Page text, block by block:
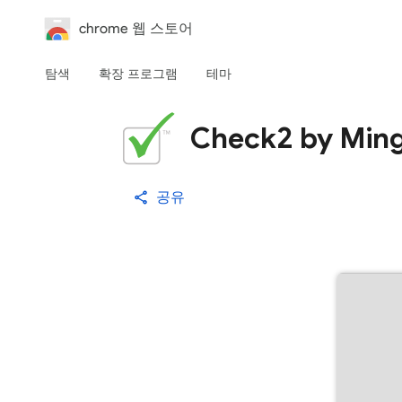
chrome 웹 스토어
탐색 확장 프로그램 테마
Check2 by
공유